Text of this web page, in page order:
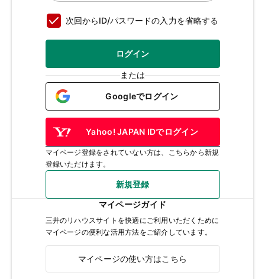
次回からID/パスワードの入力を省略する
ログイン
または
Googleでログイン
Yahoo! JAPAN IDでログイン
マイページ登録をされていない方は、こちらから新規
登録いただけます。
新規登録
マイページガイド
三井のリハウスサイトを快適にご利用いただくために
マイページの便利な活用方法をご紹介しています。
マイページの使い方はこちら